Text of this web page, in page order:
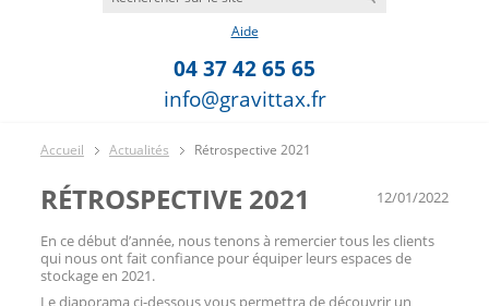
Aide
04 37 42 65 65
info@gravittax.fr
Accueil Actualités Rétrospective 2021
RÉTROSPECTIVE 2021 12/01/2022
En ce début d’année, nous tenons à remercier tous les clients
qui nous ont fait confiance pour équiper leurs espaces de
stockage en 2021.
Le diaporama ci-dessous vous permettra de découvrir un